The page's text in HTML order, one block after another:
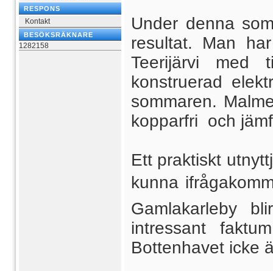
RESPONS
Kontakt
BESÖKSRÄKNARE
1282158
Under denna
resultat. Man
Teerijärvi med
konstruerad
sommaren.
kopparfri och
Ett praktiskt
kunna
Gamlakarleby
intressant
Bottenhavet icke